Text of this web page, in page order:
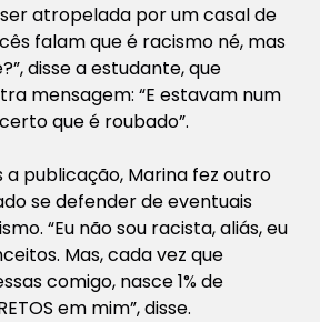
atropelada por um casal de
falam que é racismo né, mas
disse a estudante, que
mensagem: “E estavam num
que é roubado”.
a publicação, Marina fez outro
se defender de eventuais
“Eu não sou racista, aliás, eu
Mas, cada vez que
comigo, nasce 1% de
em mim”, disse.